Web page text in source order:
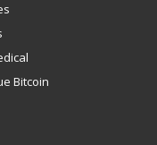
Bitcoin